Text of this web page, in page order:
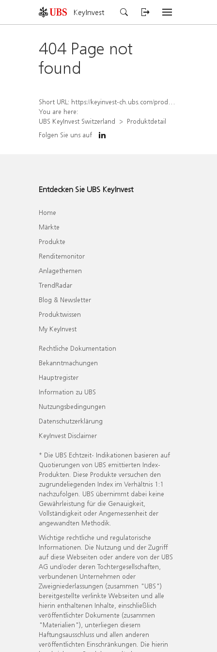
KeyInvest
404 Page not
found
Short URL: https://keyinvest-ch.ubs.com/produkt/detail/index/isin/CH1564523954
You are here:
UBS KeyInvest Switzerland
Produktdetail
Folgen Sie uns auf
Entdecken Sie UBS KeyInvest
Home
Märkte
Produkte
Renditemonitor
Anlagethemen
TrendRadar
Blog & Newsletter
Produktwissen
My KeyInvest
Rechtliche Dokumentation
Bekanntmachungen
Hauptregister
Information zu UBS
Nutzungsbedingungen
Datenschutzerklärung
KeyInvest Disclaimer
* Die UBS Echtzeit- Indikationen basieren auf
Quotierungen von UBS emittierten Index-
Produkten. Diese Produkte versuchen den
zugrundeliegenden Index im Verhältnis 1:1
nachzufolgen. UBS übernimmt dabei keine
Gewährleistung für die Genauigkeit,
Vollständigkeit oder Angemessenheit der
angewandten Methodik.
Wichtige rechtliche und regulatorische
Informationen. Die Nutzung und der Zugriff
auf diese Webseiten oder andere von der UBS
AG und/oder deren Tochtergesellschaften,
verbundenen Unternehmen oder
Zweigniederlassungen (zusammen "UBS")
bereitgestellte verlinkte Webseiten und alle
hierin enthaltenen Inhalte, einschließlich
veröffentlichter Dokumente (zusammen
"Materialien"), unterliegen diesem
Haftungsausschluss und allen anderen
veröffentlichten Einschränkungen. Die hierin